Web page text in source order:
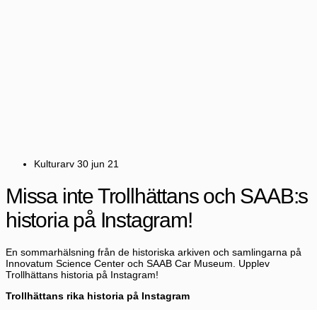
Kulturarv 30 jun 21
Missa inte Trollhättans och SAAB:s
historia på Instagram!
En sommarhälsning från de historiska arkiven och samlingarna på
Innovatum Science Center och SAAB Car Museum. Upplev
Trollhättans historia på Instagram!
Trollhättans rika historia på Instagram